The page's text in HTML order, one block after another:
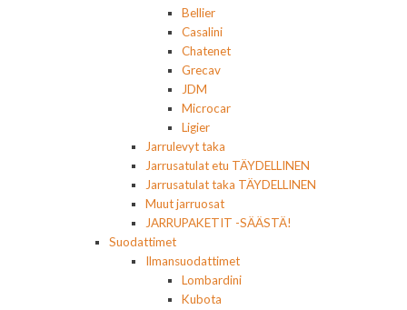
Bellier
Casalini
Chatenet
Grecav
JDM
Microcar
Ligier
Jarrulevyt taka
Jarrusatulat etu TÄYDELLINEN
Jarrusatulat taka TÄYDELLINEN
Muut jarruosat
JARRUPAKETIT -SÄÄSTÄ!
Suodattimet
Ilmansuodattimet
Lombardini
Kubota